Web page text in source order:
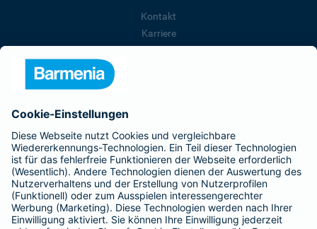
Kontakt
Karriere
Barmenia ist Teil der BarmeniaGothaer
BELIEBTE SEITEN
Kranken-Zusatzversicherung
Tierversicherungen
Haftpflichtversicherung
Hausratversicherung